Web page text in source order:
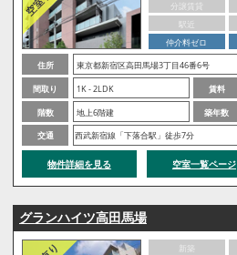
分譲賃貸
駅近
仲介料ゼロ
住所
東京都新宿区高田馬場3丁目46番6号
間取り
1K - 2LDK 賃料
階数
地上6階建 築年数
交通
西武新宿線「下落合駅」徒歩7分
物件詳細を見る 空室一覧ページ
グランハイツ高田馬場
新築